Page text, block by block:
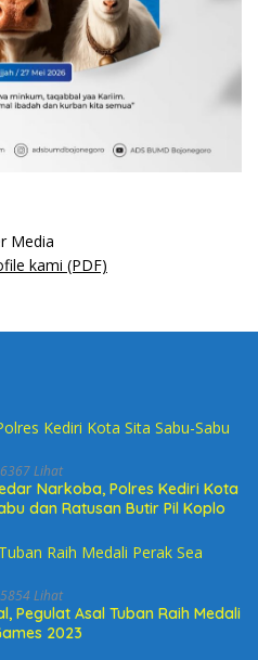
kami (PDF)
6367 Lihat
Narkoba, Polres Kediri Kota
dan Ratusan Butir Pil Koplo
5854 Lihat
Pegulat Asal Tuban Raih Medali
2023